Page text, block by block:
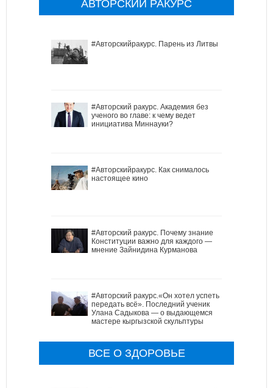
АВТОРСКИЙ РАКУРС
#Авторскийракурс. Парень из Литвы
#Авторский ракурс. Академия без
ученого во главе: к чему ведет
инициатива Миннауки?
#Авторскийракурс. Как снималось
настоящее кино
#Авторский ракурс. Почему знание
Конституции важно для каждого —
мнение Зайнидина Курманова
#Авторский ракурс.«Он хотел успеть
передать всё». Последний ученик
Улана Садыкова — о выдающемся
мастере кыргызской скульптуры
ВСЕ О ЗДОРОВЬЕ